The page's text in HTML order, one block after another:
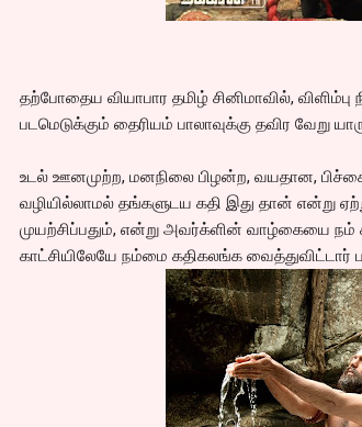
தற்போதைய வியாபார தமிழ் சினிமாவில்,
படமெடுக்கும் தைரியம் பாலாவுக்கு தவிர வேறு
உடல் ஊனமுற்ற, மனநிலை பிழன்ற, வயதான,
வழியில்லாமல் தங்களுடய கதி இது தான் என்று
முயற்சிப்பதும், என்று அவர்க்ளின் வாழ்கையை
காட்சியிலேயே நம்மை கதிகலங்க வைத்துவிட்டார்